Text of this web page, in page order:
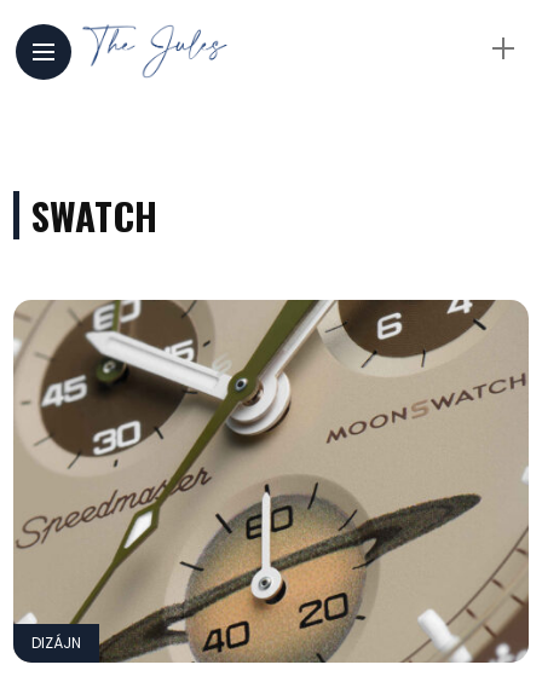
SWATCH
DIZÁJN